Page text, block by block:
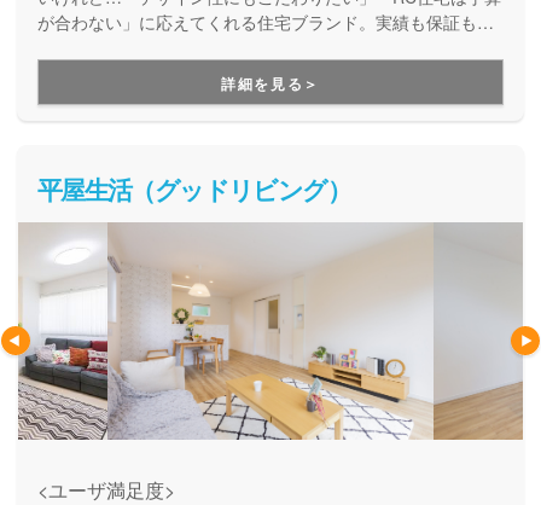
が合わない」に応えてくれる住宅ブランド。実績も保証も万
詳細を見る＞
平屋生活（グッドリビング）
<ユーザ満足度>